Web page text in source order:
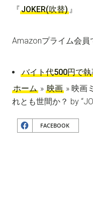
『JOKER(吹替) 』
Amazonプライム会
バイト代500円で
ホーム » 映画 » 映画
れとも世間か？ by
FACEBOOK